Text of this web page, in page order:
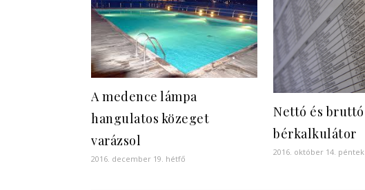
A medence lámpa
hangulatos közeget
varázsol
2016. december 19. hétfő
Nettó és bruttó
bérkalkulátor
2016. október 14. péntek